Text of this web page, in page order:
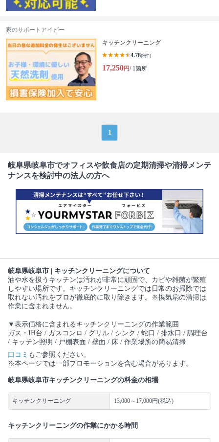
家のサポートアイビー
キッチンクリーニング
4.78(9件)
17,250円/ 1箇所
1
岐阜県岐阜市でオフィスや飲食店の定期清掃や清掃メンテ
ナンスを検討中の法人の方へ
岐阜県岐阜市 | キッチンクリーニングについて
油や水を扱うキッチンは汚れが非常に頑固で、カビや雑菌が繁殖
しやすい場所です。キッチンクリーニングでは日常のお掃除では
取れない汚れをプロが徹底的に取り除きます。※換気扇の清掃は
作業に含まれません。
▼表示価格に含まれるキッチンクリーニングの作業範囲
ガス・IH台 / ガスコンロ / グリル / シンク / 蛇口 / 排水口 / 調理台
/ キッチン照明 / 戸棚表面 / 壁面 / 床 / 作業場所の簡易清掃
口コミ もご参照ください。
※本ページでは一部プロモーションを含む場合があります。
岐阜県岐阜市キッチンクリーニングの料金の相場
キッチンクリーニング 13,000～17,000円(税込)
キッチンクリーニングの作業にかかる時間